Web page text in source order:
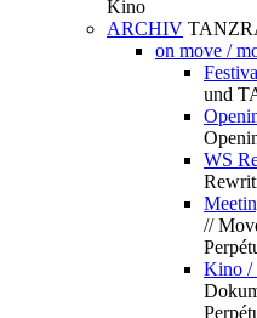
Kino
ARCHIV
on move /
und
WS
//
Kino /